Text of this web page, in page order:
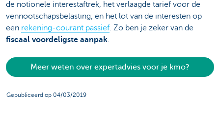
de notionele interestaftrek, het verlaagde tarief voor de
vennootschapsbelasting, en het lot van de interesten op
een rekening-courant passief. Zo ben je zeker van de
fiscaal voordeligste aanpak.
Meer weten over expertadvies voor je kmo?
Gepubliceerd op 04/03/2019